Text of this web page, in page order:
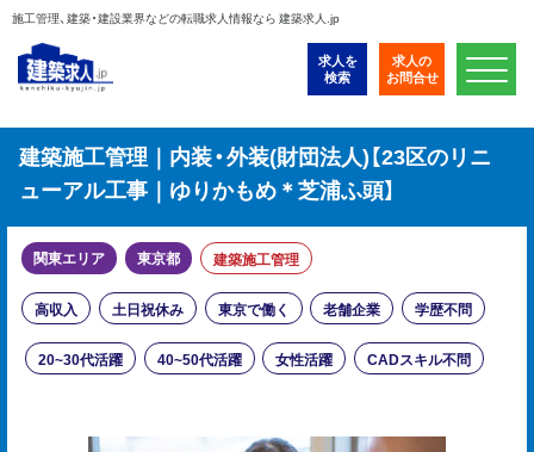
施工管理、建築・建設業界などの転職求人情報なら 建築求人.jp
求人を
検索
求人の
お問合せ
建築施工管理｜内装・外装(財団法人)【23区のリニ
ューアル工事｜ゆりかもめ＊芝浦ふ頭】
関東エリア 東京都 建築施工管理
高収入 土日祝休み 東京で働く 老舗企業 学歴不問
20~30代活躍 40~50代活躍 女性活躍 CADスキル不問